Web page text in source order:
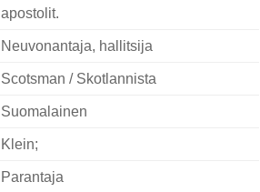
apostolit.
Neuvonantaja, hallitsija
Scotsman / Skotlannista
Suomalainen
Klein;
Parantaja